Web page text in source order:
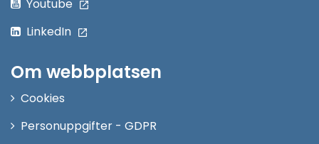
Youtube
LinkedIn
Om webbplatsen
Cookies
Personuppgifter - GDPR